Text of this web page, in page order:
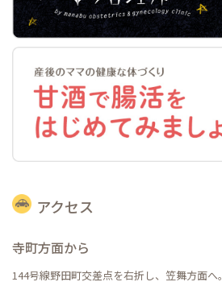
アクセス
寺町方面から
144号線野田町交差点を右折し、笠舞方面へ。